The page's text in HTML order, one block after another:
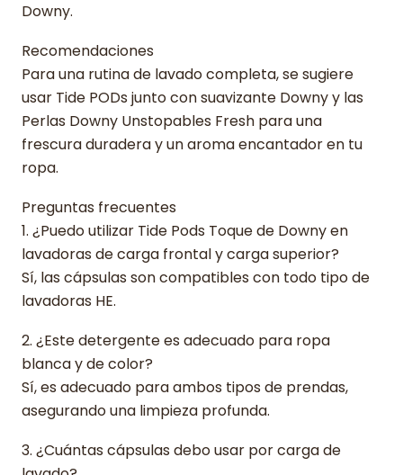
Downy.
Recomendaciones
Para una rutina de lavado completa, se sugiere
usar Tide PODs junto con suavizante Downy y las
Perlas Downy Unstopables Fresh para una
frescura duradera y un aroma encantador en tu
ropa.
Preguntas frecuentes
1. ¿Puedo utilizar Tide Pods Toque de Downy en
lavadoras de carga frontal y carga superior?
Sí, las cápsulas son compatibles con todo tipo de
lavadoras HE.
2. ¿Este detergente es adecuado para ropa
blanca y de color?
Sí, es adecuado para ambos tipos de prendas,
asegurando una limpieza profunda.
3. ¿Cuántas cápsulas debo usar por carga de